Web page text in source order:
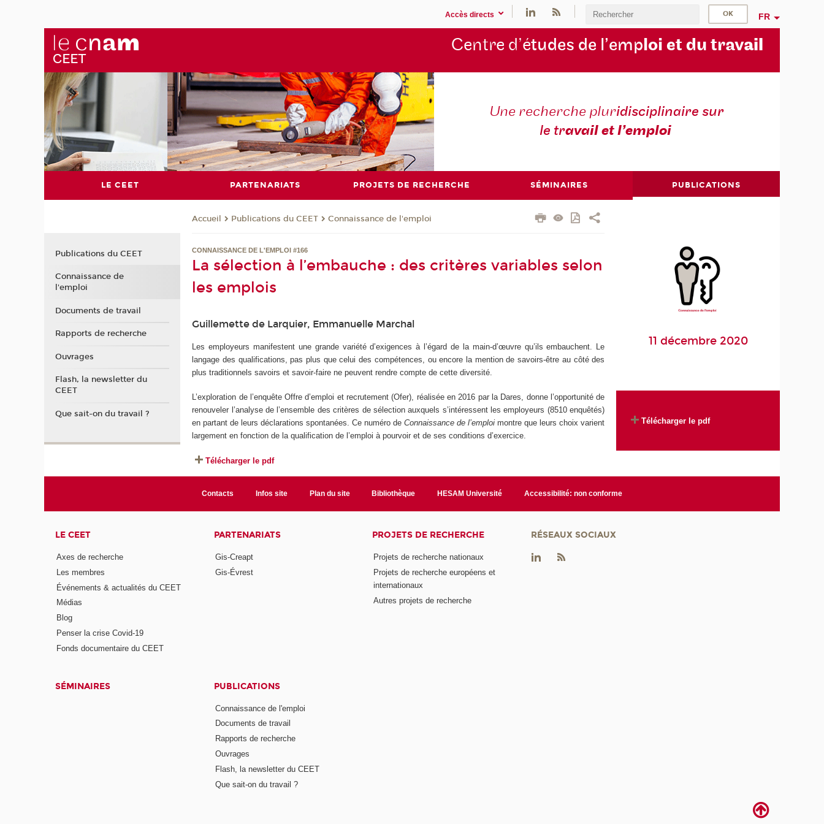
Accès directs FR
Centre d’études de l’emploi et du travail
Une recherche pluridisciplinaire sur
le travail et l’emploi
LE CEET PARTENARIATS PROJETS DE RECHERCHE SÉMINAIRES PUBLICATIONS
Accueil Publications du CEET Connaissance de l'emploi
CONNAISSANCE DE L'EMPLOI #166
La sélection à l’embauche : des critères variables selon
les emplois
Guillemette de Larquier, Emmanuelle Marchal
Les employeurs manifestent une grande variété d’exigences à l’égard de la main-d’œuvre qu’ils embauchent. Le
langage des qualifications, pas plus que celui des compétences, ou encore la mention de savoirs-être au côté des
plus traditionnels savoirs et savoir-faire ne peuvent rendre compte de cette diversité.
L’exploration de l’enquête Offre d’emploi et recrutement (Ofer), réalisée en 2016 par la Dares, donne l’opportunité de
renouveler l’analyse de l’ensemble des critères de sélection auxquels s’intéressent les employeurs (8510 enquêtés)
en partant de leurs déclarations spontanées. Ce numéro deConnaissance de l’emploi montre que leurs choix varient
largement en fonction de la qualification de l’emploi à pourvoir et de ses conditions d’exercice.
Télécharger le pdf
11 décembre 2020
Télécharger le pdf
Publications du CEET
Connaissance de
l'emploi
Documents de travail
Rapports de recherche
Ouvrages
Flash, la newsletter du
CEET
Que sait-on du travail ?
Contacts Infos site Plan du site Bibliothèque HESAM Université Accessibilité: non conforme
LE CEET
Axes de recherche
Les membres
Événements & actualités du CEET
Médias
Blog
Penser la crise Covid-19
Fonds documentaire du CEET
PARTENARIATS
Gis-Creapt
Gis-Évrest
PROJETS DE RECHERCHE
Projets de recherche nationaux
Projets de recherche européens et
internationaux
Autres projets de recherche
SÉMINAIRES PUBLICATIONS
Connaissance de l'emploi
Documents de travail
Rapports de recherche
Ouvrages
Flash, la newsletter du CEET
Que sait-on du travail ?
RÉSEAUX SOCIAUX